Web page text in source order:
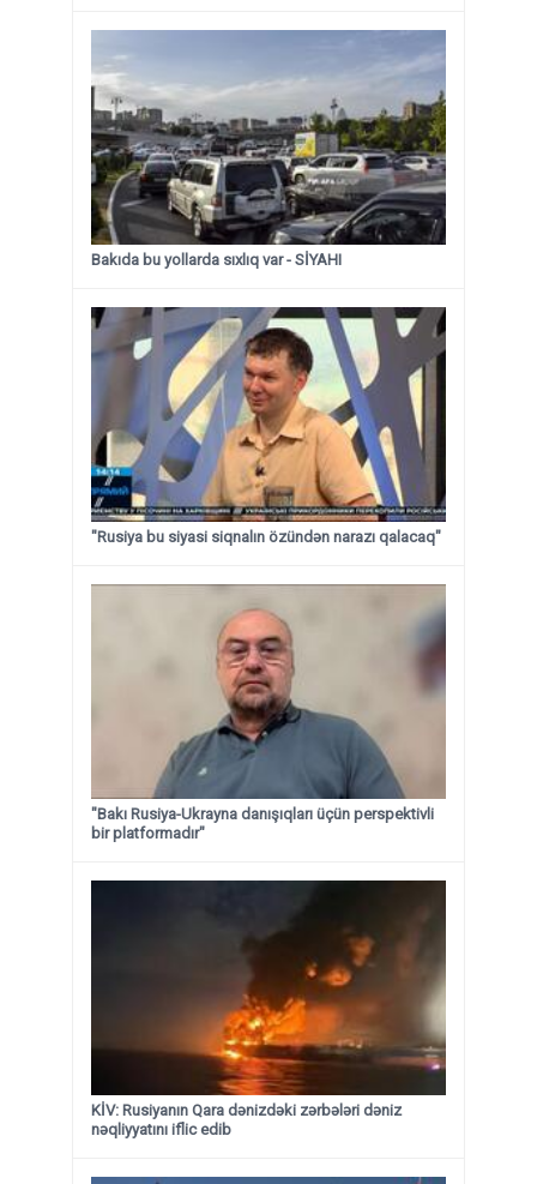
Bakıda bu yollarda sıxlıq var - SİYAHI
"Rusiya bu siyasi siqnalın özündən narazı qalacaq"
"Bakı Rusiya-Ukrayna danışıqları üçün perspektivli
bir platformadır"
KİV: Rusiyanın Qara dənizdəki zərbələri dəniz
nəqliyyatını iflic edib